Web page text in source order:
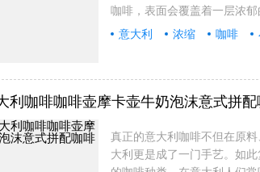
咖啡，表面会覆盖着一层浓
意大利 浓缩 咖啡
利咖啡咖啡壶摩卡壶牛奶泡沫意式拼配
真正的意大利咖啡不但在原
大利更是成了一门手艺。如